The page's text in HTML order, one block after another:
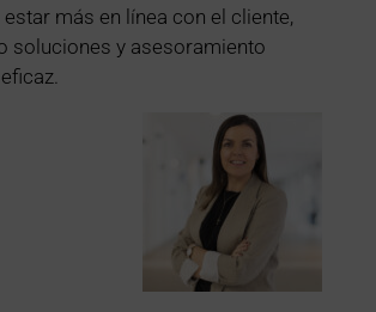
estar más en línea con el cliente,
soluciones y asesoramiento